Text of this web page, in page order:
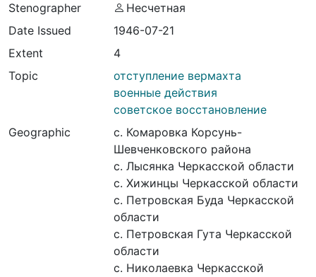
Stenographer
Несчетная
Date Issued
1946-07-21
Extent
4
Topic
отступление вермахта
военные действия
советское восстановление
Geographic
с. Комаровка Корсунь-
Шевченковского района
с. Лысянка Черкасской области
с. Хижинцы Черкасской области
с. Петровская Буда Черкасской
области
с. Петровская Гута Черкасской
области
с. Николаевка Черкасской